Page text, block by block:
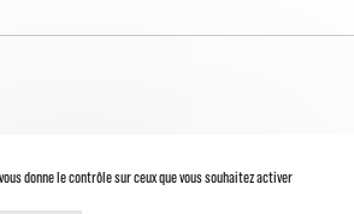
vente
Charte du spectateur
donne le contrôle sur ceux que vous souhaitez activer